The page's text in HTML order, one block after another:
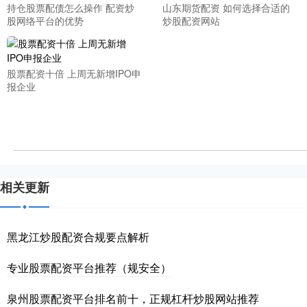
持仓股票配债怎么操作 配资炒
股网络平台的优势
山东期货配资 如何选择合适的
炒股配资网站
股票配资十倍 上周无新增IPO申
报企业
相关更新
黑龙江炒股配资合规要点解析
专业股票配资平台推荐（规安全）
泉州股票配资平台排名前十，正规杠杆炒股网站推荐